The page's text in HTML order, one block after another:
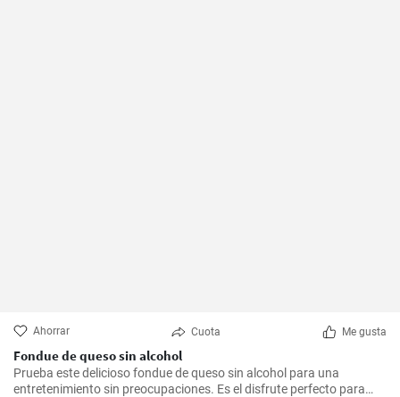
Ahorrar Cuota Me gusta
Fondue de queso sin alcohol
Prueba este delicioso fondue de queso sin alcohol para una
entretenimiento sin preocupaciones. Es el disfrute perfecto para